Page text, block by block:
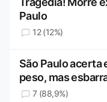
Paulo
12 (12%)
São Paulo
peso, mas
7 (88,9%)